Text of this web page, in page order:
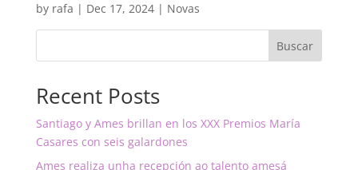
by rafa | Dec 17, 2024| Novas
Buscar
Recent Posts
Santiago y Ames brillan en los XXX Premios María
Casares con seis galardones
Ames realiza unha recepción ao talento amesá